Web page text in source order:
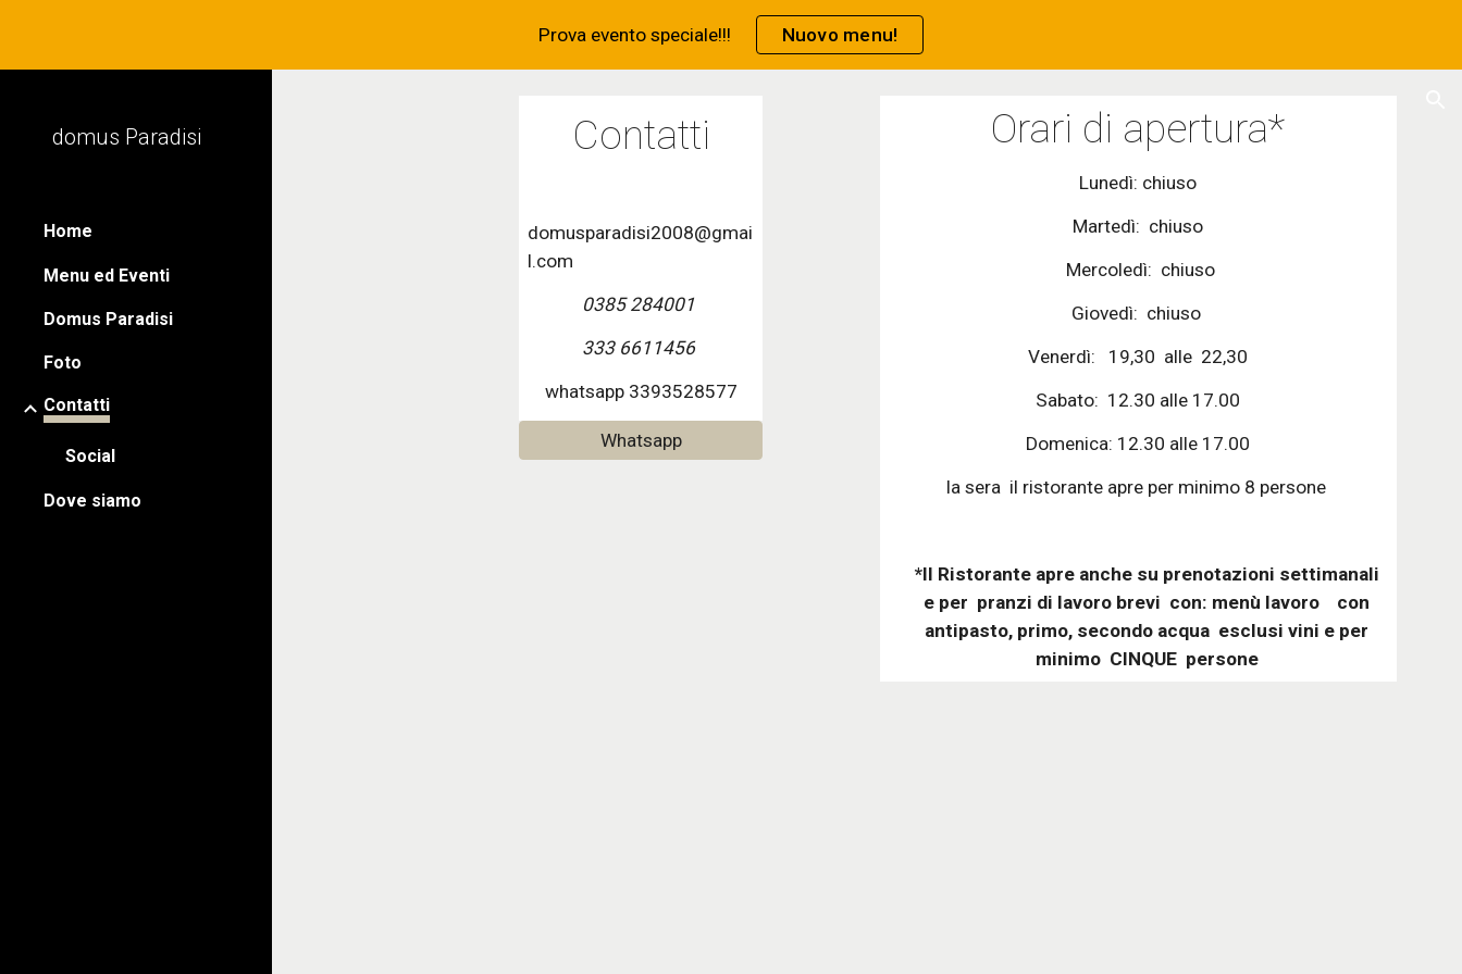
Skip to main content Skip to navigation
Prova evento speciale!!! Nuovo menu!
domus Paradisi
Home
Menu ed Eventi
Domus Paradisi
Foto
Contatti
Social
Dove siamo
Contatti
domusparadisi2008@gmai
l.com
0385 284001
333 6611456
whatsapp 3393528577
Whatsapp
Orari di apertura*
Lunedì: chiuso
Martedì:  chiuso
Mercoledì:  chiuso
Giovedì:  chiuso
Venerdì:   19,30  alle  22,30
Sabato:  12.30 alle 17.00
Domenica: 12.30 alle 17.00
la sera  il ristorante apre per minimo 8 persone
*Il Ristorante apre anche su prenotazioni settimanali
e per  pranzi di lavoro brevi  con: menù lavoro    con
antipasto, primo, secondo acqua  esclusi vini e per
minimo  CINQUE  persone